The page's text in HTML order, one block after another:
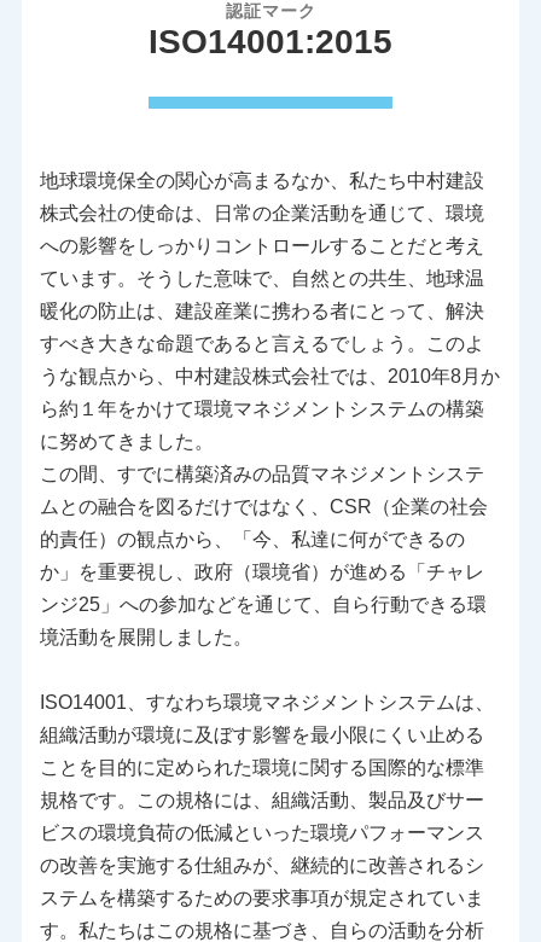
認証マーク
ISO14001:2015
地球環境保全の関心が高まるなか、私たち中村建設
株式会社の使命は、日常の企業活動を通じて、環境
への影響をしっかりコントロールすることだと考え
ています。そうした意味で、自然との共生、地球温
暖化の防止は、建設産業に携わる者にとって、解決
すべき大きな命題であると言えるでしょう。このよ
うな観点から、中村建設株式会社では、2010年8月か
ら約１年をかけて環境マネジメントシステムの構築
に努めてきました。
この間、すでに構築済みの品質マネジメントシステ
ムとの融合を図るだけではなく、CSR（企業の社会
的責任）の観点から、「今、私達に何ができるの
か」を重要視し、政府（環境省）が進める「チャレ
ンジ25」への参加などを通じて、自ら行動できる環
境活動を展開しました。
ISO14001、すなわち環境マネジメントシステムは、
組織活動が環境に及ぼす影響を最小限にくい止める
ことを目的に定められた環境に関する国際的な標準
規格です。この規格には、組織活動、製品及びサー
ビスの環境負荷の低減といった環境パフォーマンス
の改善を実施する仕組みが、継続的に改善されるシ
ステムを構築するための要求事項が規定されていま
す。私たちはこの規格に基づき、自らの活動を分析